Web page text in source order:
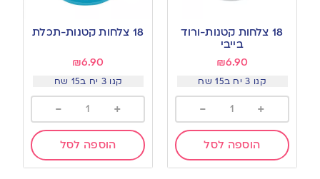
to 18 צלחות קטנות-ורוד
בייבי
₪6.90
קנו 3 יח ב15 שח
+
-
הוספה לסל
to18 צלחות קטנות-תכלת
₪6.90
קנו 3 יח ב15 שח
+
-
הוספה לסל